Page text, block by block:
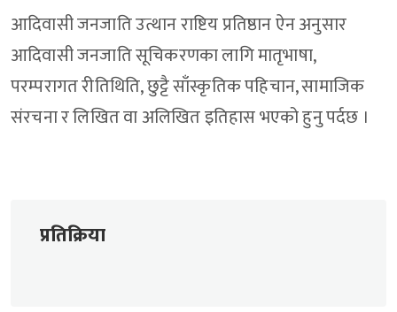
आदिवासी जनजाति उत्थान राष्टिय प्रतिष्ठान ऐन अनुसार
आदिवासी जनजाति सूचिकरणका लागि मातृभाषा,
परम्परागत रीतिथिति, छुट्टै साँस्कृतिक पहिचान, सामाजिक
संरचना र लिखित वा अलिखित इतिहास भएको हुनु पर्दछ ।
प्रतिक्रिया